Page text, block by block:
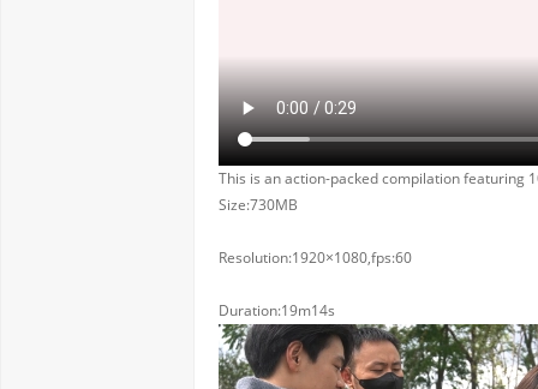
This is an action-packed compilation featuring
Size:730MB
Resolution:1920×1080,fps:60
Duration:19m14s